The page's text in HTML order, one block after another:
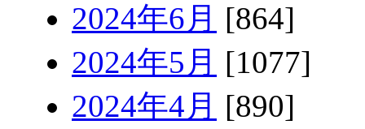
2024年6月 [864]
2024年5月 [1077]
2024年4月 [890]